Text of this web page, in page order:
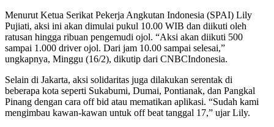
Menurut Ketua Serikat Pekerja Angkutan Indonesia (SPAI) Lily
Pujiati, aksi ini akan dimulai pukul 10.00 WIB dan diikuti oleh
ratusan hingga ribuan pengemudi ojol. “Aksi akan diikuti 500
sampai 1.000 driver ojol. Dari jam 10.00 sampai selesai,”
ungkapnya, Minggu (16/2), dikutip dari CNBCIndonesia.
Selain di Jakarta, aksi solidaritas juga dilakukan serentak di
beberapa kota seperti Sukabumi, Dumai, Pontianak, dan Pangkal
Pinang dengan cara off bid atau mematikan aplikasi. “Sudah kami
mengimbau kawan-kawan untuk off beat tanggal 17,” ujar Lily.